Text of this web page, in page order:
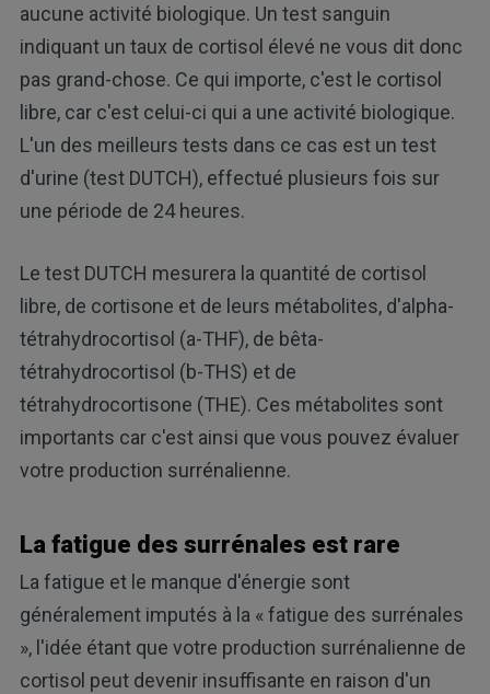
aucune activité biologique. Un test sanguin
indiquant un taux de cortisol élevé ne vous dit donc
pas grand-chose. Ce qui importe, c'est le cortisol
libre, car c'est celui-ci qui a une activité biologique.
L'un des meilleurs tests dans ce cas est un test
d'urine (test DUTCH), effectué plusieurs fois sur
une période de 24 heures.
Le test DUTCH mesurera la quantité de cortisol
libre, de cortisone et de leurs métabolites, d'alpha-
tétrahydrocortisol (a-THF), de bêta-
tétrahydrocortisol (b-THS) et de
tétrahydrocortisone (THE). Ces métabolites sont
importants car c'est ainsi que vous pouvez évaluer
votre production surrénalienne.
La fatigue des surrénales est rare
La fatigue et le manque d'énergie sont
généralement imputés à la « fatigue des surrénales
», l'idée étant que votre production surrénalienne de
cortisol peut devenir insuffisante en raison d'un